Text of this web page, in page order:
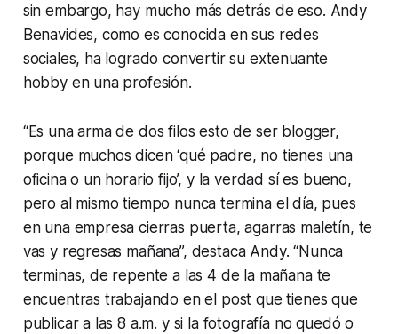
sin embargo, hay mucho más detrás de eso. Andy
Benavides, como es conocida en sus redes
sociales, ha logrado convertir su extenuante
hobby en una profesión.
“Es una arma de dos filos esto de ser blogger,
porque muchos dicen ‘qué padre, no tienes una
oficina o un horario fijo’, y la verdad sí es bueno,
pero al mismo tiempo nunca termina el día, pues
en una empresa cierras puerta, agarras maletín, te
vas y regresas mañana”, destaca Andy. “Nunca
terminas, de repente a las 4 de la mañana te
encuentras trabajando en el post que tienes que
publicar a las 8 a.m. y si la fotografía no quedó o